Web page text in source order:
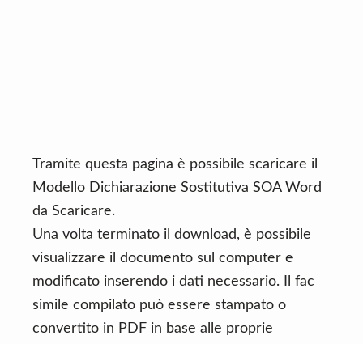
Tramite questa pagina è possibile scaricare il
Modello Dichiarazione Sostitutiva SOA Word
da Scaricare.
Una volta terminato il download, è possibile
visualizzare il documento sul computer e
modificato inserendo i dati necessario. Il fac
simile compilato può essere stampato o
convertito in PDF in base alle proprie